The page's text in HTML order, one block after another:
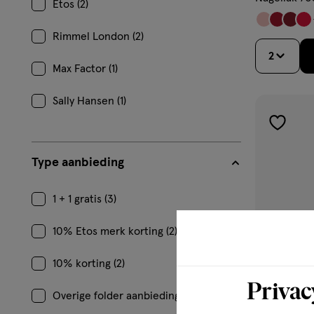
Etos (2)
Rimmel London (2)
Max Factor (1)
Sally Hansen (1)
Type aanbieding
1 + 1 gratis (3)
10% Etos merk korting (2)
10% korting (2)
Overige folder aanbiedingen (1)
2